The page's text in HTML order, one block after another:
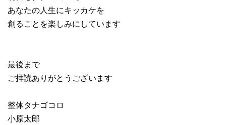
あなたの人生にキッカケを
創ることを楽しみにしています
最後まで
ご拝読ありがとうございます
整体タナゴコロ
小原太郎